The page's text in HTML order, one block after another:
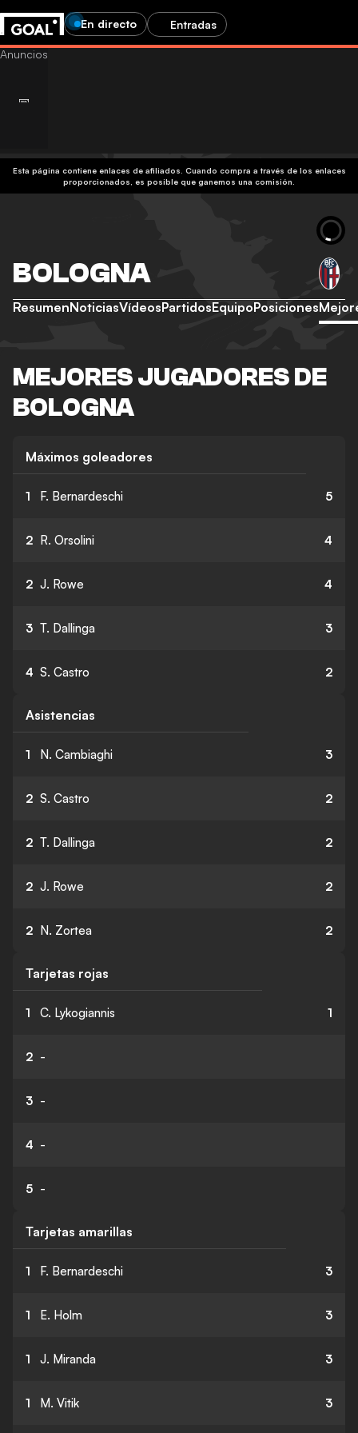
En directo Entradas
Esta página contiene enlaces de afiliados. Cuando compra a través de los enlaces
proporcionados, es posible que ganemos una comisión.
BOLOGNA
ResumenNoticiasVídeosPartidosEquipoPosiciones
MEJORES JUGADORES DE
BOLOGNA
Máximos goleadores
1 F. Bernardeschi 5
2 R. Orsolini 4
2 J. Rowe 4
3 T. Dallinga 3
4 S. Castro 2
Asistencias
1 N. Cambiaghi 3
2 S. Castro 2
2 T. Dallinga 2
2 J. Rowe 2
2 N. Zortea 2
Tarjetas rojas
1 C. Lykogiannis 1
2 -
3 -
4 -
5 -
Tarjetas amarillas
1 F. Bernardeschi 3
1 E. Holm 3
1 J. Miranda 3
1 M. Vitik 3